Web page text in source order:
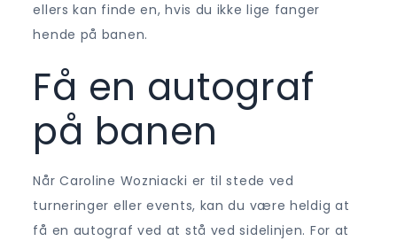
ellers kan finde en, hvis du ikke lige fanger
hende på banen.
Få en autograf
på banen
Når Caroline Wozniacki er til stede ved
turneringer eller events, kan du være heldig at
få en autograf ved at stå ved sidelinjen. For at